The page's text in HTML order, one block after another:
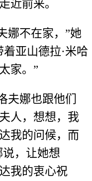
近前来。
娜不在家，”她
亚山德拉·米哈
家。”
夫娜也跟他们
人，想想，我
我的问候，而
说，让她想
我的衷心祝